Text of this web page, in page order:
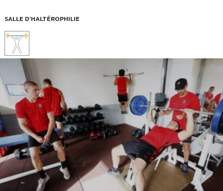
SALLE D’HALTÉROPHILIE